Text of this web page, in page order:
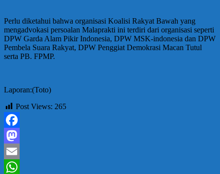
Perlu diketahui bahwa organisasi Koalisi Rakyat Bawah yang
mengadvokasi persoalan Malaprakti ini terdiri dari organisasi seperti
DPW Garda Alam Pikir Indonesia, DPW MSK-indonesia dan DPW
Pembela Suara Rakyat, DPW Penggiat Demokrasi Macan Tutul
serta PB. FPMP.
Laporan:(Toto)
Post Views: 265
Facebook
Mastodon
Email